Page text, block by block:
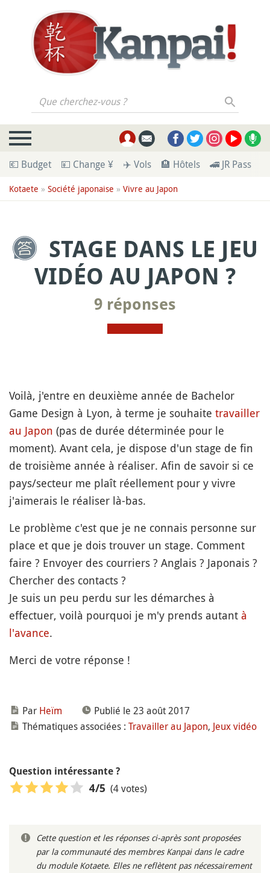
Que cherchez-vous ?
💶 Budget 💴 Change ¥ ✈️ Vols 🏨 Hôtels 🚄 JR Pass
Kotaete » Société japonaise » Vivre au Japon
STAGE DANS LE JEU
VIDÉO AU JAPON ?
9 réponses
Voilà, j'entre en deuxième année de Bachelor
Game Design à Lyon, à terme je souhaite travailler
au Japon (pas de durée déterminée pour le
moment). Avant cela, je dispose d'un stage de fin
de troisième année à réaliser. Afin de savoir si ce
pays/secteur me plaît réellement pour y vivre
j'aimerais le réaliser là-bas.
Le problème c'est que je ne connais personne sur
place et que je dois trouver un stage. Comment
faire ? Envoyer des courriers ? Anglais ? Japonais ?
Chercher des contacts ?
Je suis un peu perdu sur les démarches à
effectuer, voilà pourquoi je m'y prends autant à
l'avance.
Merci de votre réponse !
Par Heïm
Publié le 23 août 2017
Thématiques associées : Travailler au Japon, Jeux vidéo
Question intéressante ?
4/5 (4 votes)
Cette question et les réponses ci-après sont proposées
par la communauté des membres Kanpai dans le cadre
du module Kotaete. Elles ne reflètent pas nécessairement